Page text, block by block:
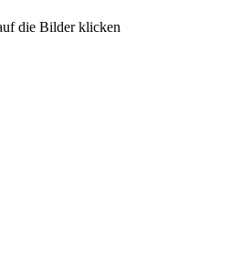
die Bilder klicken